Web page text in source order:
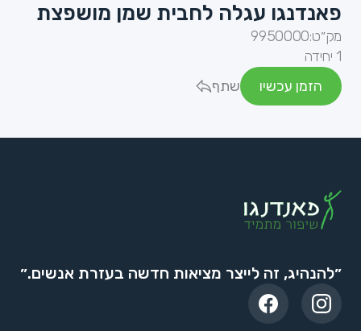
פאנדנגו עגלה לחבית שמן מושפצת
מק״ט:9950000
1 יחידה
הזמן עכשיו
שתף
״להנהיג, זה לייצר מציאות חדשה בעזרת אנשים.״